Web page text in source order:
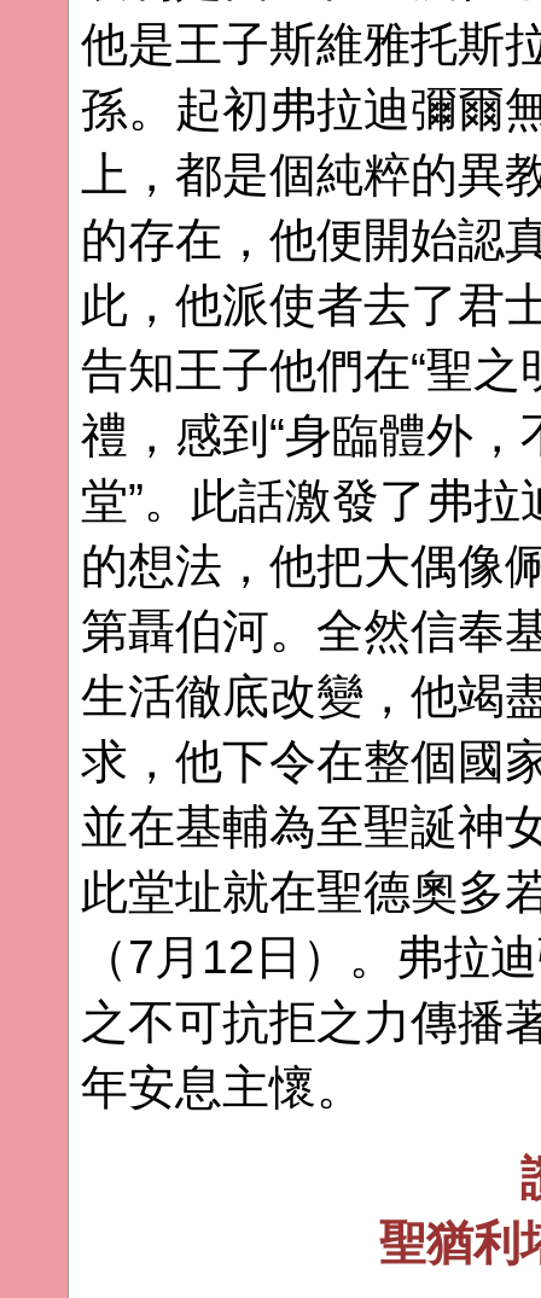
他是王子斯維雅托斯
孫。起初弗拉迪彌爾
上，都是個純粹的異
的存在，他便開始認
此，他派使者去了君
告知王子他們在“聖
禮，感到“身臨體外
堂”。此話激發了弗
的想法，他把大偶像
第聶伯河。全然信奉
生活徹底改變，他竭
求，他下令在整個國
並在基輔為至聖誕神
此堂址就在聖德奧多
（7月12日）。弗拉
之不可抗拒之力傳播
年安息主懷。
聖猶利